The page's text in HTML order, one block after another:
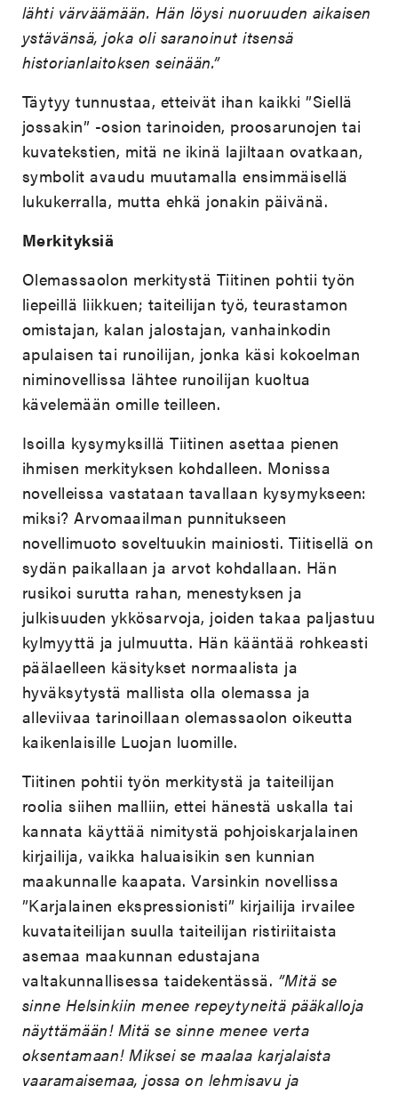
lähti värväämään. Hän löysi nuoruuden aikaisen
ystävänsä, joka oli saranoinut itsensä
historianlaitoksen seinään.”
Täytyy tunnustaa, etteivät ihan kaikki ”Siellä
jossakin” -osion tarinoiden, proosarunojen tai
kuvatekstien, mitä ne ikinä lajiltaan ovatkaan,
symbolit avaudu muutamalla ensimmäisellä
lukukerralla, mutta ehkä jonakin päivänä.
Merkityksiä
Olemassaolon merkitystä Tiitinen pohtii työn
liepeillä liikkuen; taiteilijan työ, teurastamon
omistajan, kalan jalostajan, vanhainkodin
apulaisen tai runoilijan, jonka käsi kokoelman
niminovellissa lähtee runoilijan kuoltua
kävelemään omille teilleen.
Isoilla kysymyksillä Tiitinen asettaa pienen
ihmisen merkityksen kohdalleen. Monissa
novelleissa vastataan tavallaan kysymykseen:
miksi? Arvomaailman punnitukseen
novellimuoto soveltuukin mainiosti. Tiitisellä on
sydän paikallaan ja arvot kohdallaan. Hän
rusikoi surutta rahan, menestyksen ja
julkisuuden ykkösarvoja, joiden takaa paljastuu
kylmyyttä ja julmuutta. Hän kääntää rohkeasti
päälaelleen käsitykset normaalista ja
hyväksytystä mallista olla olemassa ja
alleviivaa tarinoillaan olemassaolon oikeutta
kaikenlaisille Luojan luomille.
Tiitinen pohtii työn merkitystä ja taiteilijan
roolia siihen malliin, ettei hänestä uskalla tai
kannata käyttää nimitystä pohjoiskarjalainen
kirjailija, vaikka haluaisikin sen kunnian
maakunnalle kaapata. Varsinkin novellissa
”Karjalainen ekspressionisti” kirjailija irvailee
kuvataiteilijan suulla taiteilijan ristiriitaista
asemaa maakunnan edustajana
valtakunnallisessa taidekentässä. ”Mitä se
sinne Helsinkiin menee repeytyneitä pääkalloja
näyttämään! Mitä se sinne menee verta
oksentamaan! Miksei se maalaa karjalaista
vaaramaisemaa, jossa on lehmisavu ja